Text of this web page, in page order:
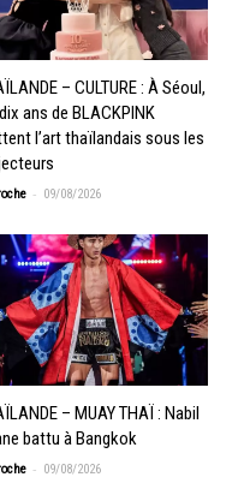
– CULTURE : À Séoul,
ans de BLACKPINK
l’art thaïlandais sous les
- 09/08/2026
– MUAY THAÏ : Nabil
battu à Bangkok
- 09/08/2026